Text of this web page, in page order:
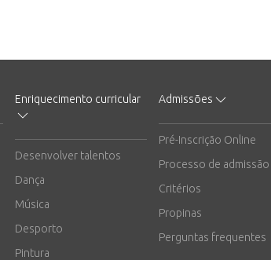
Enriquecimento curricular
Desenvolver talentos
Dança
Música
Desporto
Pintura
Admissões
Pré-Inscrição Online
Processo de admissão
Critérios
Propinas
Perguntas frequentes